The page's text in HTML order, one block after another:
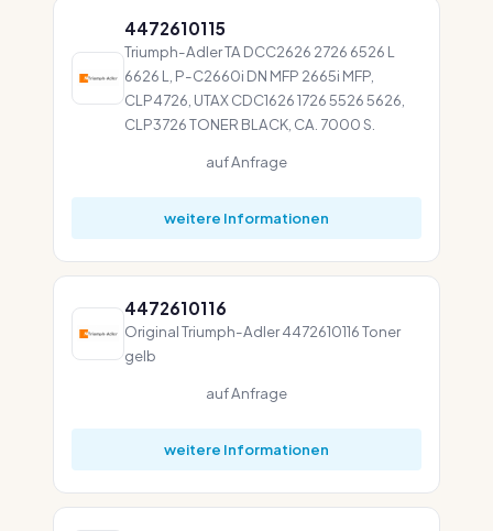
4472610115
Triumph-Adler TA DCC2626 2726 6526 L
6626 L, P-C2660i DN MFP 2665i MFP,
CLP4726, UTAX CDC1626 1726 5526 5626,
CLP3726 TONER BLACK, CA. 7000 S.
auf Anfrage
weitere Informationen
4472610116
Original Triumph-Adler 4472610116 Toner
gelb
auf Anfrage
weitere Informationen